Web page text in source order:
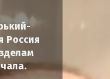
Россия